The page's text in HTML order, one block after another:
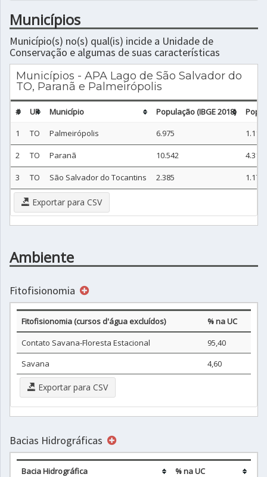
Municípios
Município(s) no(s) qual(is) incide a Unidade de
Conservação e algumas de suas características
Municípios - APA Lago de São Salvador do
TO, Paranã e Palmeirópolis
# UF Município População (IBGE 2018)
1
TO Palmeirópolis 6.975 1.115
2 TO Paranã 10.542 4.316
3 TO São Salvador do Tocantins 2.385 1.173
Exportar para CSV
Ambiente
Fitofisionomia
Fitofisionomia (cursos d'água excluídos)
% na UC
Contato Savana-Floresta Estacional
95,40
Savana
4,60
Exportar para CSV
Bacias Hidrográficas
Bacia Hidrográfica % na UC